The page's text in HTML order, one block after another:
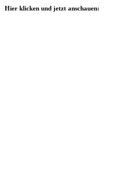
Hier klicken und jetzt anschauen: